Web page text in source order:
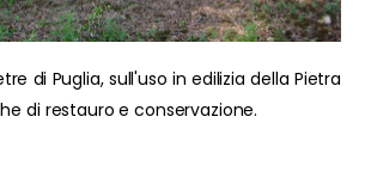
di Puglia, sull'uso in edilizia della Pietra
di restauro e conservazione.